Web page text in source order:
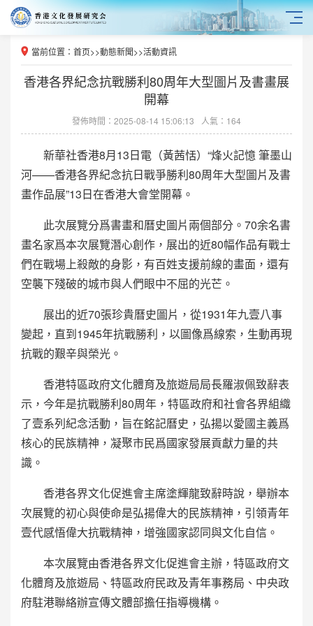
當前位置： 首页>>動態新聞>>活動資訊
香港各界紀念抗戰勝利80周年大型圖片及書畫展
開幕
發佈時間：2025-08-14 15:06:13 人氣：164
新華社香港8月13日電（黃茜恬）“烽火記憶 筆墨山
河——香港各界紀念抗日戰爭勝利80周年大型圖片及書
畫作品展”13日在香港大會堂開幕。
此次展覽分爲書畫和曆史圖片兩個部分。70余名書
畫名家爲本次展覽潛心創作，展出的近80幅作品有戰士
們在戰場上殺敵的身影，有百姓支援前線的畫面，還有
空襲下殘破的城市與人們眼中不屈的光芒。
展出的近70張珍貴曆史圖片，從1931年九壹八事
變起，直到1945年抗戰勝利，以圖像爲線索，生動再現
抗戰的艱辛與榮光。
香港特區政府文化體育及旅遊局局長羅淑佩致辭表
示，今年是抗戰勝利80周年，特區政府和社會各界組織
了壹系列紀念活動，旨在銘記曆史，弘揚以愛國主義爲
核心的民族精神，凝聚市民爲國家發展貢獻力量的共
識。
香港各界文化促進會主席塗輝龍致辭時說，舉辦本
次展覽的初心與使命是弘揚偉大的民族精神，引領青年
壹代感悟偉大抗戰精神，增強國家認同與文化自信。
本次展覽由香港各界文化促進會主辦，特區政府文
化體育及旅遊局、特區政府民政及青年事務局、中央政
府駐港聯絡辦宣傳文體部擔任指導機構。